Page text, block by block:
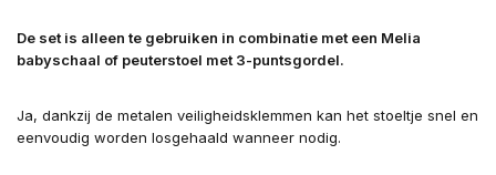
De set is alleen te gebruiken in combinatie met een Melia
babyschaal of peuterstoel met 3-puntsgordel.
Ja, dankzij de metalen veiligheidsklemmen kan het stoeltje snel en
eenvoudig worden losgehaald wanneer nodig.